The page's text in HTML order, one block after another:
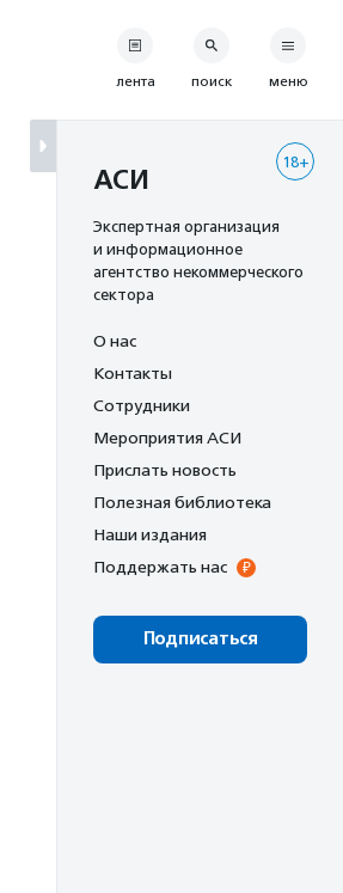
лента поиск меню
18+
АСИ
Экспертная организация
и информационное
агентство некоммерческого
сектора
О нас
Контакты
Сотрудники
Мероприятия АСИ
Прислать новость
Полезная библиотека
Наши издания
Поддержать нас
Подписаться